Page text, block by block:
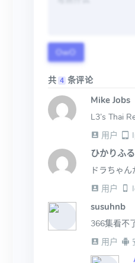
OwO
共 4 条评论
Mike Jobs
L3’s Thai
用户
ひかりふる
ドラちゃ
用户
susuhnb
366集看不
用户